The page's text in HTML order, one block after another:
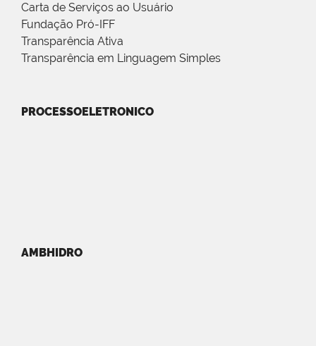
Carta de Serviços ao Usuário
Fundação Pró-IFF
Transparência Ativa
Transparência em Linguagem Simples
PROCESSOELETRONICO
AMBHIDRO